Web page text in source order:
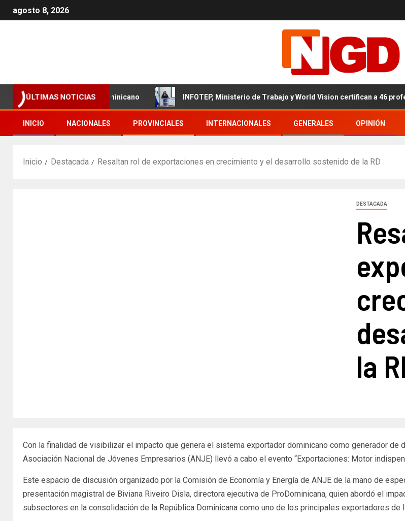
agosto 8, 2026
ÚLTIMAS NOTICIAS
del sector textil dominicano INFOTEP, Ministerio de Trabajo y World Vision certifican a 46
INICIO NACIONALES PROVINCIALES INTERNACIONALES GENERALES OPINIÓN
Inicio Destacada Resaltan rol de exportaciones en crecimiento y el desarrollo sostenido de la RD
DESTACADA
la
Con la finalidad de visibilizar el impacto que genera el sistema exportador dominicano como generador
Asociación Nacional de Jóvenes Empresarios (ANJE) llevó a cabo el evento “Exportaciones: Motor
Este espacio de discusión organizado por la Comisión de Economía y Energía de ANJE de la mano de
presentación magistral de Biviana Riveiro Disla, directora ejecutiva de ProDominicana, quien abordó el
subsectores en la consolidación de la República Dominicana como uno de los principales exportadores de